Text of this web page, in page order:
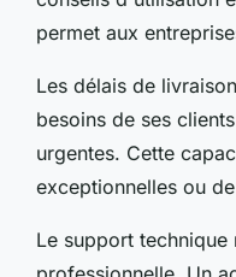
permet aux
Les délais de
besoins de ses
urgentes. Cette
exceptionnelles ou
Le support